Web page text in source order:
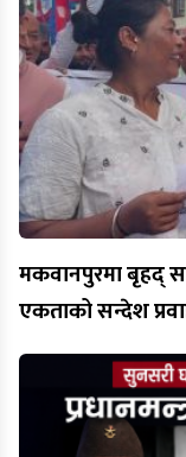
मकवानपुरमा बृहद्
एकताको सन्देश